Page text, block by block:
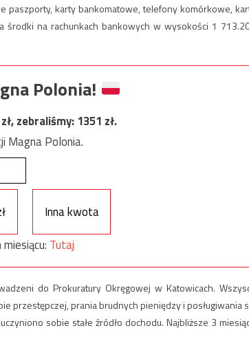
paszporty, karty bankomatowe, telefony komórkowe,
środki na rachunkach bankowych w wysokości 1
Polonia!
zł, zebraliśmy:1351 zł.
Magna Polonia.
Inna kwota
Tutaj
do Prokuratury Okręgowej w Katowicach.
przestępczej, prania brudnych pieniędzy i posługiwania
sobie stałe źródło dochodu. Najbliższe 3